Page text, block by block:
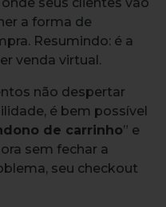
a forma de
Resumindo: é a
venda virtual.
não despertar
é bem possível
de carrinho” e
sem fechar a
seu checkout